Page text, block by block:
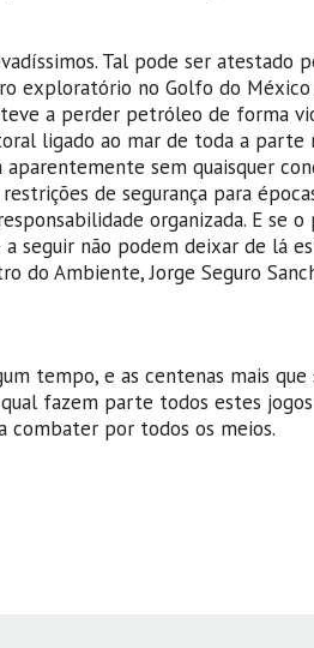
Tal pode ser atestado
exploratório no Golfo do
a perder petróleo de forma
ligado ao mar de toda a
sem quaisquer
de segurança para
organizada. E se
seguir não podem deixar de lá
do Ambiente, Jorge Seguro
tempo, e as centenas mais
fazem parte todos estes
combater por todos os meios.